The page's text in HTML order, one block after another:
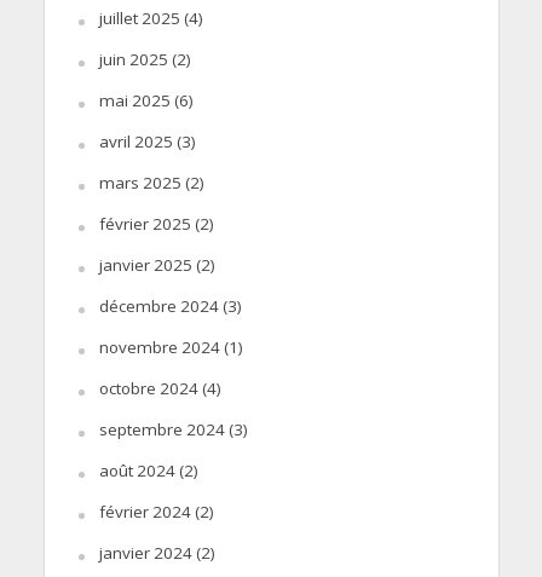
juillet 2025 (4)
juin 2025 (2)
mai 2025 (6)
avril 2025 (3)
mars 2025 (2)
février 2025 (2)
janvier 2025 (2)
décembre 2024(3)
novembre 2024(1)
octobre 2024(4)
septembre 2024(3)
août 2024(2)
février 2024(2)
janvier 2024(2)